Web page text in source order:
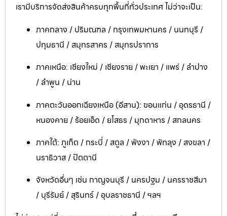
เรามีบริการจัดส่งสินค้าครบทุกพื้นที่ทั่วประเทศ ไม่ว่าจะเป็น:
ภาคกลาง / ปริมณฑล / กรุงเทพมหานคร / นนทบุรี /
ปทุมธานี / สมุทรสาคร / สมุทรปราการ
ภาคเหนือ: เชียงใหม่ / เชียงราย / พะเยา / แพร่ / ลำปาง
/ ลำพูน / น่าน
ภาคตะวันออกเฉียงเหนือ (อีสาน): ขอนแก่น / อุดรธานี /
หนองคาย / ร้อยเอ็ด / ยโสธร / มุกดาหาร / สกลนคร
ภาคใต้: ภูเก็ต / กระบี่ / สตูล / พังงา / พัทลุง / สงขลา /
นราธิวาส / ปัตตานี
จังหวัดอื่นๆ เช่น กาญจนบุรี / นครปฐม / นครราชสีมา
/ บุรีรัมย์ / สุรินทร์ / อุบลราชธานี / ฯลฯ